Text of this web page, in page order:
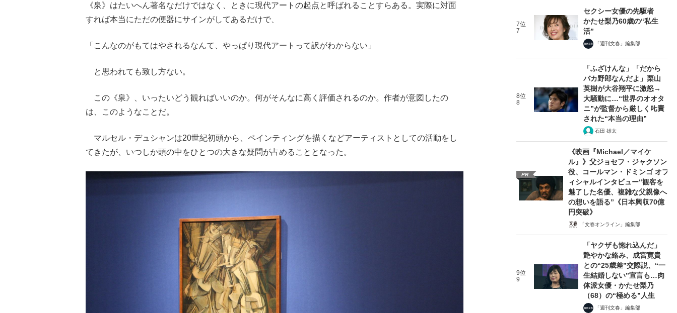
《泉》はたいへん著名なだけではなく、ときに現代アートの起点と呼ばれることすらある。実際に対面
すれば本当にただの便器にサインがしてあるだけで、
「こんなのがもてはやされるなんて、やっぱり現代アートって訳がわからない」
と思われても致し方ない。
この《泉》、いったいどう観ればいいのか。何がそんなに高く評価されるのか。作者が意図したの
は、このようなことだ。
マルセル・デュシャンは20世紀初頭から、ペインティングを描くなどアーティストとしての活動をし
てきたが、いつしか頭の中をひとつの大きな疑問が占めることとなった。
7位
7
セクシー女優の先駆者
かたせ梨乃60歳の“私生
活”
「週刊文春」編集部
8位
8
「ふざけんな」「だから
バカ野郎なんだよ」栗山
英樹が大谷翔平に激怒→
大騒動に…“世界のオオタ
ニ”が監督から厳しく𠮟責
された“本当の理由”
石田 雄太
PR
《映画『Michael／マイケ
ル』》父ジョセフ・ジャクソン
役、コールマン・ドミンゴ オフ
ィシャルインタビュー“観客を
魅了した名優、複雑な父親像へ
の想いを語る”《日本興収70億
円突破》
「文春オンライン」編集部
9位
9
「ヤクザも惚れ込んだ」
艶やかな絡み、成宮寛貴
との“25歳差”交際説、“一
生結婚しない”宣言も…肉
体派女優・かたせ梨乃
（68）の“極める”人生
「週刊文春」編集部